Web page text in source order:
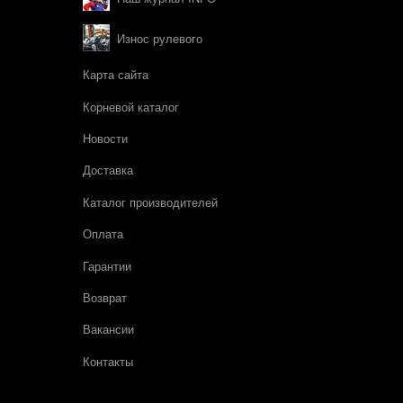
Износ рулевого
Карта сайта
Корневой каталог
Новости
Доставка
Каталог производителей
Оплата
Гарантии
Возврат
Вакансии
Контакты